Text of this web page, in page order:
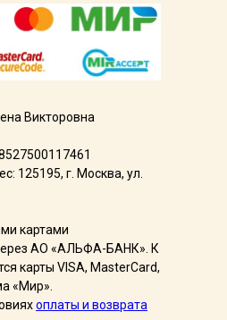
Викторовна
125195, г. Москва, ул.
картами
АО «АЛЬФА-БАНК». К
карты VISA, MasterCard,
«Мир».
оплаты и возврата